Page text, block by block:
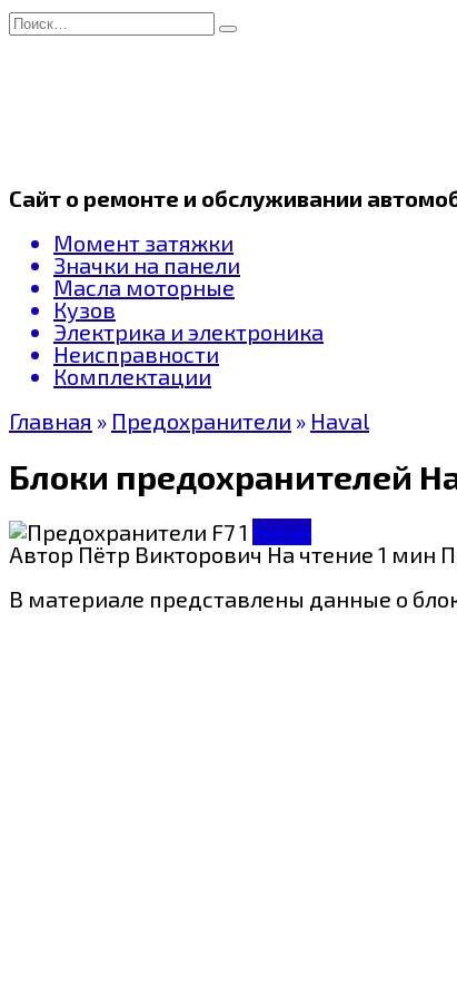
Перейти
к
Search
for:
Сайт о ремонте и обслуживании
Момент затяжки
Значки на панели
Масла моторные
Кузов
Электрика и электроника
Неисправности
Комплектации
Главная » Предохранители » Haval
Блоки предохранителей
Haval
Автор Пётр ВикторовичНа чтение 1 мин
В материале представлены данные о